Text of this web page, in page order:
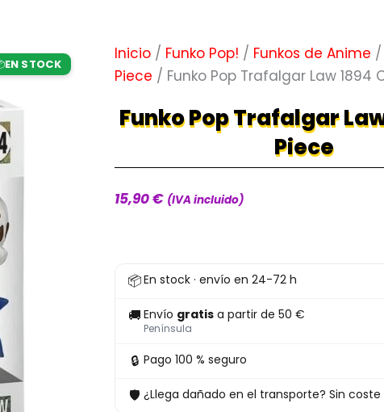
EN STOCK
Inicio / Funko Pop! / Funkos de Anime /
Piece / Funko Pop Trafalgar Law 1894
Funko Pop Trafalgar
Piece
15,90€ (IVA incluido)
📦En stock · envío en 24-72 h
🚚 Envío gratis a partir de 50 €
Península
🔒 Pago 100 % seguro
🛡 ¿Llega dañado en el transporte? Sin
Pop
Trafalgar
Law
1894
Piece